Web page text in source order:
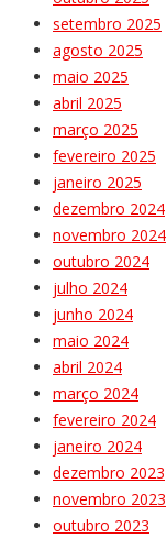
setembro 2025
agosto 2025
maio 2025
abril 2025
março 2025
fevereiro 2025
janeiro 2025
dezembro 2024
novembro 2024
outubro 2024
julho 2024
junho 2024
maio 2024
abril 2024
março 2024
fevereiro 2024
janeiro 2024
dezembro 2023
novembro 2023
outubro 2023